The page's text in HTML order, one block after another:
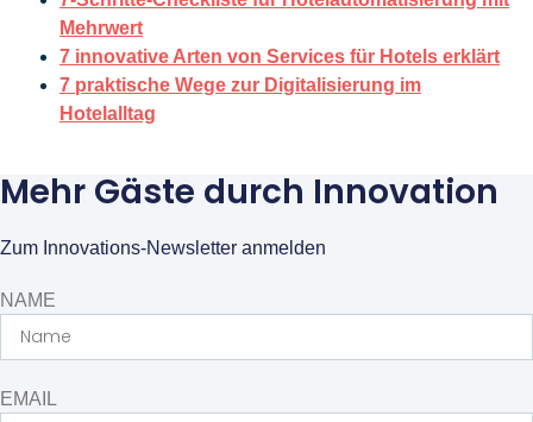
Mehrwert
7 innovative Arten von Services für Hotels erklärt
7 praktische Wege zur Digitalisierung im
Hotelalltag
Mehr Gäste durch Innovation
Zum Innovations-Newsletter anmelden
NAME
EMAIL